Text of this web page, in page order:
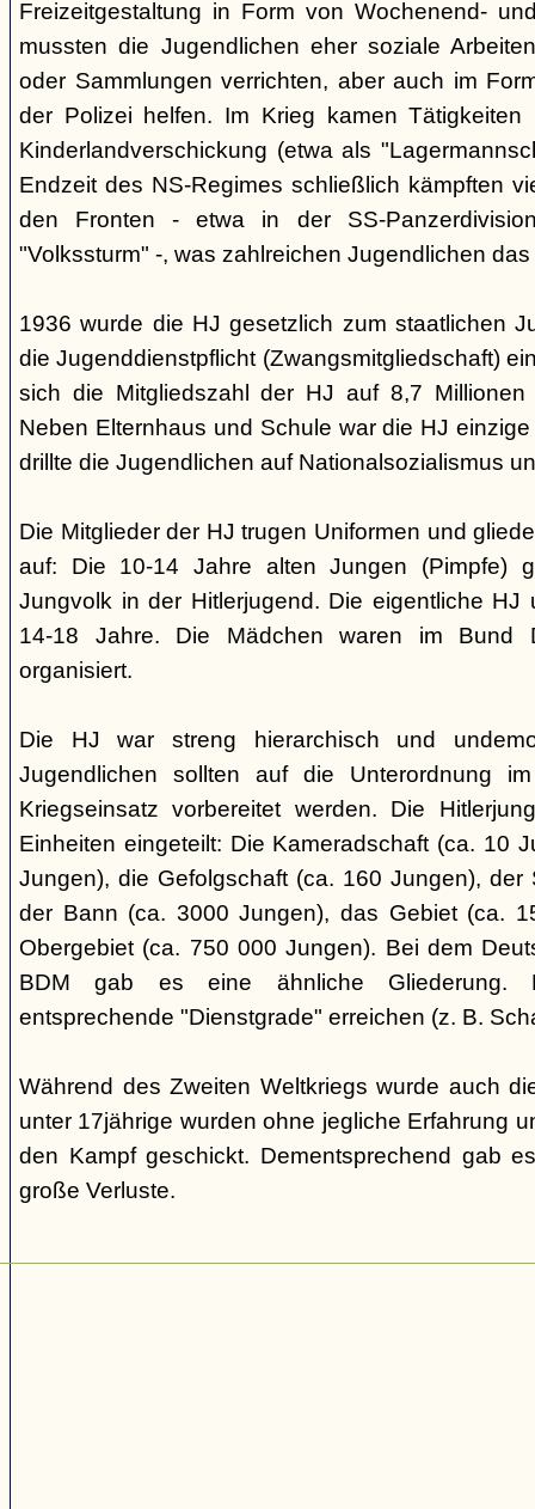
Freizeitgestaltung in Form von Wochenend-
mussten die Jugendlichen eher soziale
oder Sammlungen verrichten, aber auch im
der Polizei helfen. Im Krieg kamen
Kinderlandverschickung (etwa als
Endzeit des NS-Regimes schließlich kämpften
den Fronten - etwa in der SS-
"Volkssturm" -, was zahlreichen Jugendlichen
1936 wurde die HJ gesetzlich zum staatlichen
die Jugenddienstpflicht (Zwangsmitgliedschaft)
sich die Mitgliedszahl der HJ auf 8,7 Millionen
Neben Elternhaus und Schule war die HJ
drillte die Jugendlichen auf Nationalsozialismus
Die Mitglieder der HJ trugen Uniformen und
auf: Die 10-14 Jahre alten Jungen (Pimpfe)
Jungvolk in der Hitlerjugend. Die eigentliche HJ
14-18 Jahre. Die Mädchen waren im Bund
organisiert.
Die HJ war streng hierarchisch und
Jugendlichen sollten auf die Unterordnung
Kriegseinsatz vorbereitet werden. Die
Einheiten eingeteilt: Die Kameradschaft (ca. 10
Jungen), die Gefolgschaft (ca. 160 Jungen), der
der Bann (ca. 3000 Jungen), das Gebiet (ca.
Obergebiet (ca. 750 000 Jungen). Bei dem
BDM gab es eine ähnliche Gliederung.
entsprechende "Dienstgrade" erreichen (z. B.
Während des Zweiten Weltkriegs wurde auch
unter 17jährige wurden ohne jegliche Erfahrung
den Kampf geschickt. Dementsprechend gab
große Verluste.